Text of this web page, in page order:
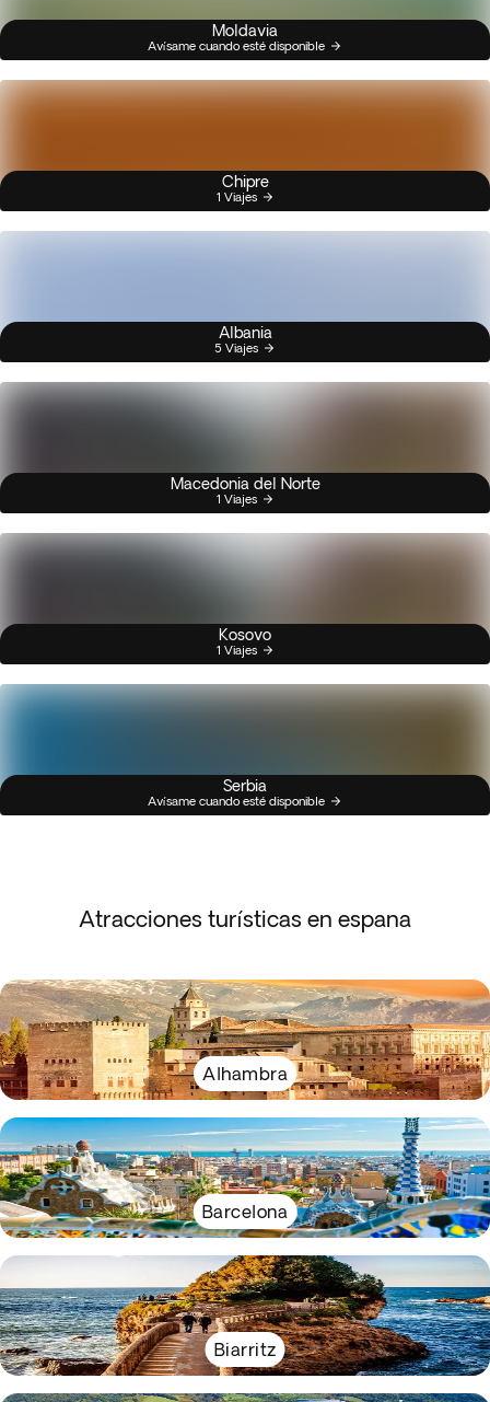
Moldavia
Avísame cuando esté disponible
Chipre
1 Viajes
Albania
5 Viajes
Macedonia del Norte
1 Viajes
Kosovo
1 Viajes
Serbia
Avísame cuando esté disponible
Atracciones turísticas en espana
Alhambra
Barcelona
Biarritz